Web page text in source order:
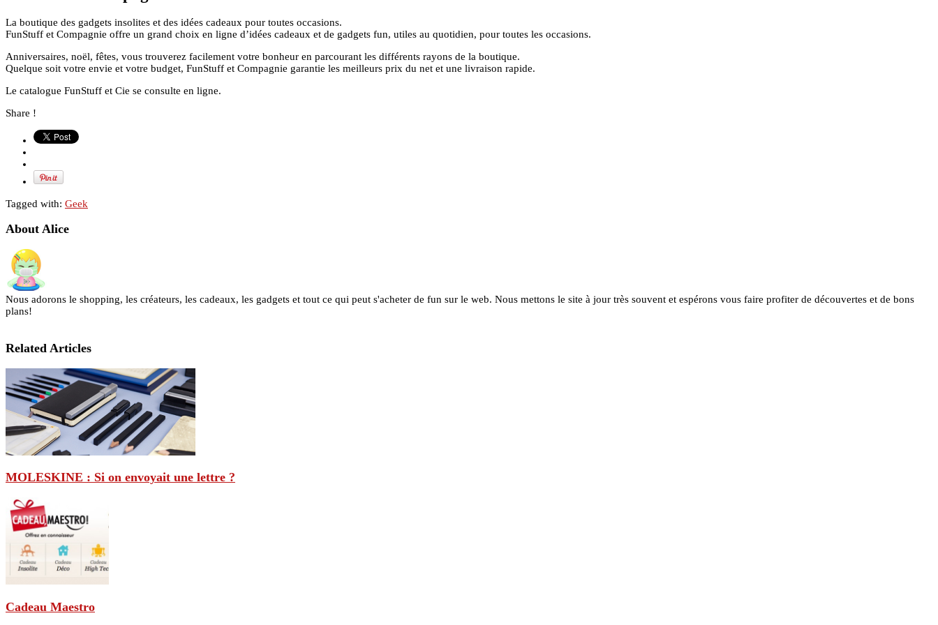
La boutique des gadgets insolites et des idées cadeaux pour toutes occasions.
FunStuff et Compagnie offre un grand choix en ligne d’idées cadeaux et de gadgets fun, utiles au quotidien, pour toutes les occasions.
Anniversaires, noël, fêtes, vous trouverez facilement votre bonheur en parcourant les différents rayons de la boutique.
Quelque soit votre envie et votre budget, FunStuff et Compagnie garantie les meilleurs prix du net et une livraison rapide.
Le catalogue FunStuff et Cie se consulte en ligne.
Share !
Tagged with: Geek
About Alice
Nous adorons le shopping, les créateurs, les cadeaux, les gadgets et tout ce qui peut s'acheter de fun sur le web. Nous mettons le site à jour très souvent et espérons vous faire profiter de découvertes et de bons
plans!
Related Articles
MOLESKINE : Si on envoyait une lettre ?
Cadeau Maestro